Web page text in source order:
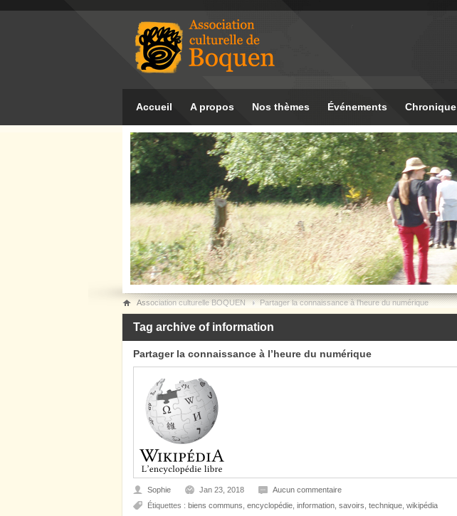
Accueil A propos Nos thèmes Événements Chronique
Association culturelle BOQUEN Partager la connaissance à l’heure du numérique
Tag archive of information
Partager la connaissance à l’heure du numérique
Sophie Jan 23, 2018
Aucun commentaire
Étiquettes : biens communs encyclopédie information savoirs technique wikipédia